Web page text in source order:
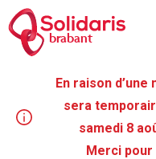
Aller
au
contenu
brabant
En raison
sera
samedi 8
Merci